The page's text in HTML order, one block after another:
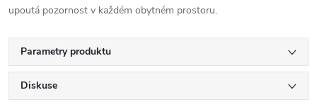
upoutá pozornost v každém obytném prostoru.
Parametry produktu
Diskuse